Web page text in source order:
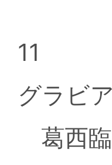
11
グラビ
葛西